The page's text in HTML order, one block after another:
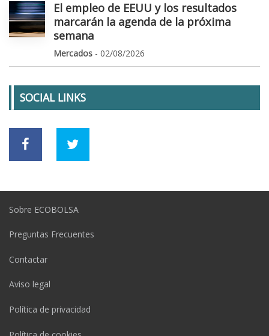
El empleo de EEUU y los resultados
marcarán la agenda de la próxima
semana
Mercados - 02/08/2026
SOCIAL LINKS
Sobre ECOBOLSA
Preguntas Frecuentes
Contactar
Aviso legal
Política de privacidad